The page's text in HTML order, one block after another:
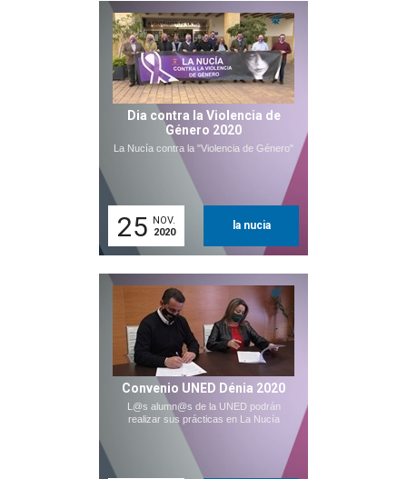
Dia contra la Violencia de
Género 2020
La Nucía contra la "Violencia de Género"
25 NOV.
2020
la nucia
Convenio UNED Dénia 2020
L@s alumn@s de la UNED podrán
realizar sus prácticas en La Nucía